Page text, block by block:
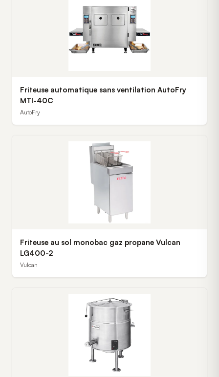
Friteuse automatique sans ventilation AutoFry
MTI-40C
AutoFry
Friteuse au sol monobac gaz propane Vulcan
LG400-2
Vulcan